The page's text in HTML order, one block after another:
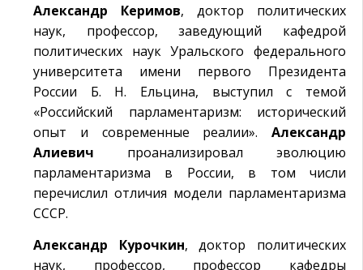
Александр Керимов, доктор политических
наук, профессор, заведующий кафедрой
политических наук Уральского федерального
университета имени первого Президента
России Б. Н. Ельцина, выступил с темой
«Российский парламентаризм: исторический
опыт и современные реалии». Александр
Алиевич проанализировал эволюцию
парламентаризма в России, в том числи
перечислил отличия модели парламентаризма
СССР.
Александр Курочкин, доктор политических
наук, профессор, профессор кафедры